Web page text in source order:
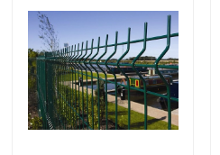
접촉
제품 소개